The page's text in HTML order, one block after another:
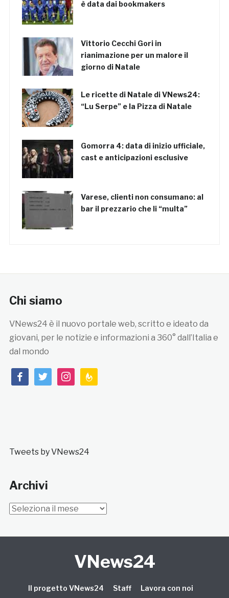
è data dai bookmakers
Vittorio Cecchi Gori in
rianimazione per un malore il
giorno di Natale
Le ricette di Natale di VNews24:
“Lu Serpe” e la Pizza di Natale
Gomorra 4: data di inizio ufficiale,
cast e anticipazioni esclusive
Varese, clienti non consumano: al
bar il prezzario che li “multa”
Chi siamo
VNews24 è il nuovo portale web, scritto e ideato da
giovani, per le notizie e informazioni a 360° dall’Italia e
dal mondo
facebooktwitterinstagramfeedburner
Tweets by VNews24
Archivi
Archivi
VNews24
Il progetto VNews24 Staff
Lavora con noi